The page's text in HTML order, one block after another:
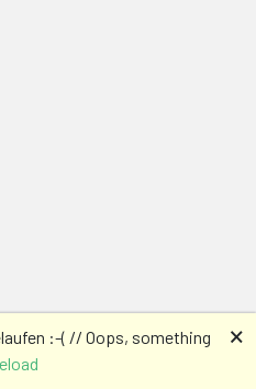
:-( // Oops, something
🗙